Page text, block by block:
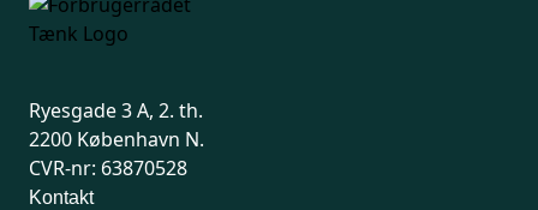
Ryesgade 3 A, 2. th.
2200 København N.
CVR-nr: 63870528
Kontakt